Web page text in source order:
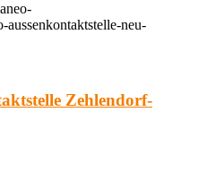
aussenkontaktstelle-neu-
Zehlendorf-